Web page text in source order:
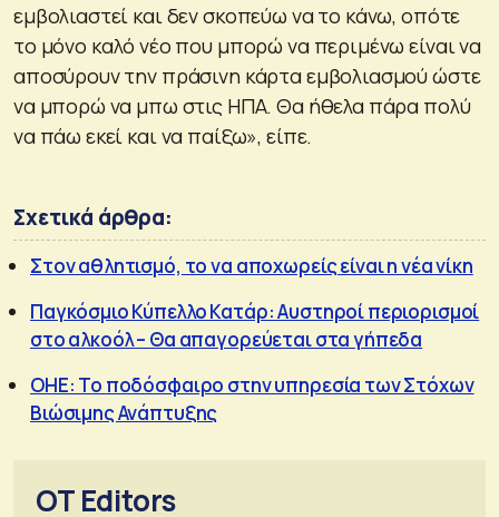
εμβολιαστεί και δεν σκοπεύω να το κάνω, οπότε
το μόνο καλό νέο που μπορώ να περιμένω είναι να
αποσύρουν την πράσινη κάρτα εμβολιασμού ώστε
να μπορώ να μπω στις ΗΠΑ. Θα ήθελα πάρα πολύ
να πάω εκεί και να παίξω», είπε.
Σχετικά άρθρα:
Στον αθλητισμό, το να αποχωρείς είναι η νέα νίκη
Παγκόσμιο Κύπελλο Κατάρ: Αυστηροί περιορισμοί
στο αλκοόλ – Θα απαγορεύεται στα γήπεδα
OHE: Το ποδόσφαιρο στην υπηρεσία των Στόχων
Βιώσιμης Ανάπτυξης
OT Editors